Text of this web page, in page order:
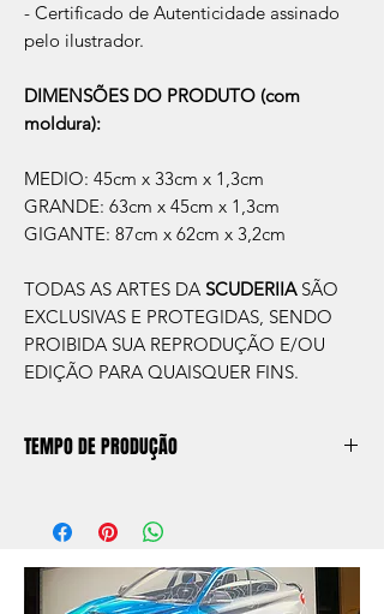
- Certificado de Autenticidade assinado
pelo ilustrador.
DIMENSÕES DO PRODUTO (com
moldura):
MEDIO: 45cm x 33cm x 1,3cm
GRANDE: 63cm x 45cm x 1,3cm
GIGANTE: 87cm x 62cm x 3,2cm
TODAS AS ARTES DA SCUDERIIA SÃO
EXCLUSIVAS E PROTEGIDAS, SENDO
PROIBIDA SUA REPRODUÇÃO E/OU
EDIÇÃO PARA QUAISQUER FINS.
TEMPO DE PRODUÇÃO
aprox. 5 dias úteis, após a confirmação de
compra.
Após a produçao, seguimos com o envio
no endereço que nos for informado na